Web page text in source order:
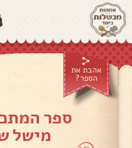
אהבת את
הספר?
ספר
מישל